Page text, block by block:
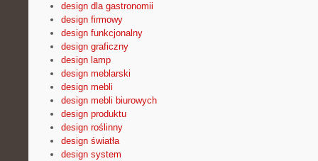
design dla gastronomii
design firmowy
design funkcjonalny
design graficzny
design lamp
design meblarski
design mebli
design mebli biurowych
design produktu
design roślinny
design światła
design system